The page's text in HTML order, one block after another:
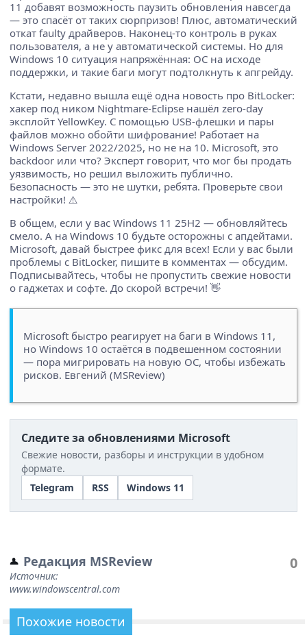
11 добавят возможность паузить обновления навсегда
— это спасёт от таких сюрпризов! Плюс, автоматический
откат faulty драйверов. Наконец-то контроль в руках
пользователя, а не у автоматической системы. Но для
Windows 10 ситуация напряжённая: ОС на исходе
поддержки, и такие баги могут подтолкнуть к апгрейду.
Кстати, недавно вышла ещё одна новость про BitLocker:
хакер под ником Nightmare-Eclipse нашёл zero-day
эксплойт YellowKey. С помощью USB-флешки и пары
файлов можно обойти шифрование! Работает на
Windows Server 2022/2025, но не на 10. Microsoft, это
backdoor или что? Эксперт говорит, что мог бы продать
уязвимость, но решил выложить публично.
Безопасность — это не шутки, ребята. Проверьте свои
настройки! ⚠️
В общем, если у вас Windows 11 25H2 — обновляйтесь
смело. А на Windows 10 будьте осторожны с апдейтами.
Microsoft, давай быстрее фикс для всех! Если у вас были
проблемы с BitLocker, пишите в комментах — обсудим.
Подписывайтесь, чтобы не пропустить свежие новости
о гаджетах и софте. До скорой встречи! 👋
Microsoft быстро реагирует на баги в Windows 11,
но Windows 10 остаётся в подвешенном состоянии
— пора мигрировать на новую ОС, чтобы избежать
рисков. Евгений (MSReview)
Следите за обновлениями Microsoft
Свежие новости, разборы и инструкции в удобном
формате.
Telegram
RSS Windows 11
Редакция MSReview
Источник:
www.windowscentral.com
0
Похожие новости